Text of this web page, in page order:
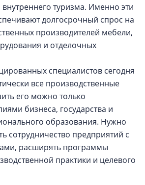
туризма. Именно эти
долгосрочный спрос на
производителей мебели,
и отделочных
специалистов сегодня
все производственные
его можно только
бизнеса, государства и
образования. Нужно
сотрудничество предприятий с
расширять программы
практики и целевого